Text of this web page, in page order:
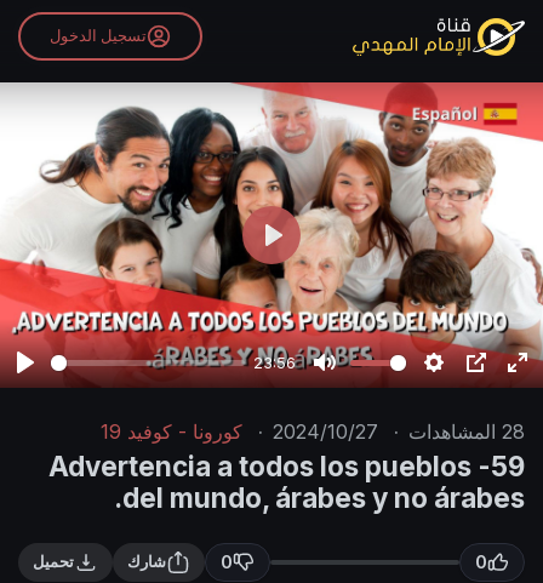
تسجيل الدخول
P
23:56
M
u
t
e
S
t
t
P
E
n
t
e
f
P
l
a
y
28 المشاهدات ·
2024/10/27
· كورونا - كوفيد 19
59- Advertencia a todos los pueblos
del mundo, árabes y no árabes.
0
0 شارك تحميل